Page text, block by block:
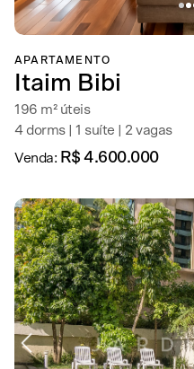
APARTAMENTO
Itaim Bibi
196 m² úteis
4 dorms | 1 suíte | 2 vagas
Venda: R$ 4.600.000